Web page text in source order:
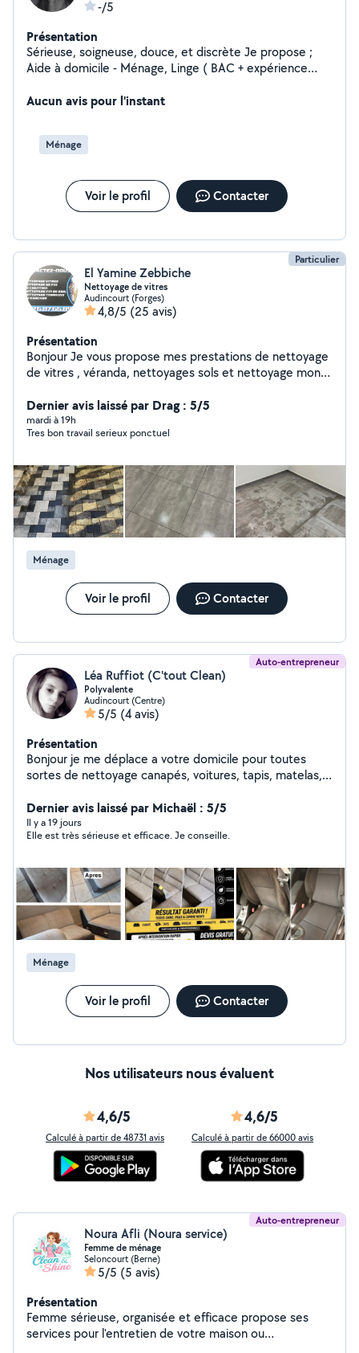
-/5
Présentation
Sérieuse, soigneuse, douce, et discrète Je propose ;
Aide à domicile - Ménage, Linge ( BAC + expérience
garde (à votre domicile)/promenade d'animaux
Aucun avis pour l'instant
Ménage
Voir le profil Contacter
Particulier
El Yamine Zebbiche
Nettoyage de vitres
Audincourt (Forges)
4,8/5 (25 avis)
Présentation
Bonjour Je vous propose mes prestations de nettoyage
de vitres , véranda, nettoyages sols et nettoyage mono
Dernier avis laissé par Drag : 5/5
mardi à 19h
Tres bon travail serieux ponctuel
Ménage
Voir le profil Contacter
Auto-entrepreneur
Léa Ruffiot (C'tout Clean)
Polyvalente
Audincourt (Centre)
5/5 (4 avis)
Présentation
Bonjour je me déplace a votre domicile pour toutes
sortes de nettoyage canapés, voitures, tapis, matelas,
demande Situé a audincourt je me déplace sur un
périmètre de 1 h max Équipement de nettoyage
professionnel je dispose aussi d'un camion si besoin N
Dernier avis laissé par Michaël : 5/5
Il y a 19 jours
Elle est très sérieuse et efficace. Je conseille.
Ménage
Voir le profil Contacter
Nos utilisateurs nous évaluent
4,6/5
Calculé à partir de 48731 avis
4,6/5
Calculé à partir de 66000 avis
Auto-entrepreneur
Noura Afli (Noura service)
Femme de ménage
Seloncourt (Berne)
5/5 (5 avis)
Présentation
Femme sérieuse, organisée et efficace propose ses
services pour l'entretien de votre maison ou